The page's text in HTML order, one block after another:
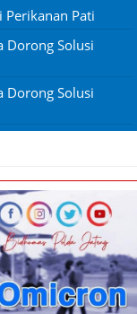
Perikanan Pati
Dorong Solusi
Dorong Solusi